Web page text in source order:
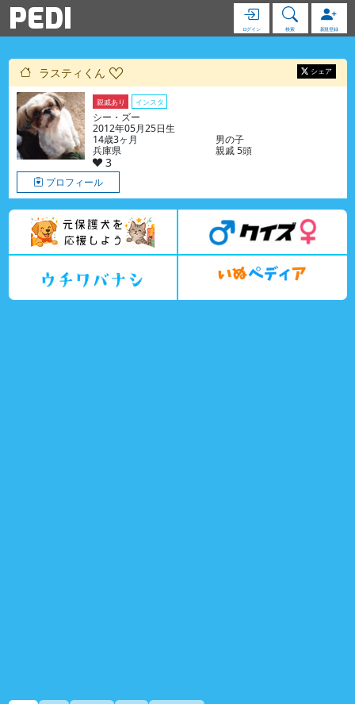
PEDI ログイン 検索 新規登録
ラスティくん シェア
親戚あり インスタ
シー・ズー
2012年05月25日生
14歳3ヶ月
男の子
兵庫県
親戚 5頭
3
プロフィール